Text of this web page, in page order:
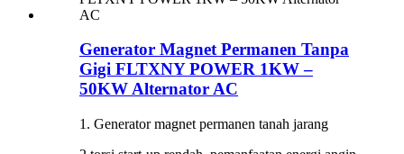
Generator Magnet Permanen Tanpa
Gigi FLTXNY POWER 1KW –
50KW Alternator AC
1. Generator magnet permanen tanah jarang